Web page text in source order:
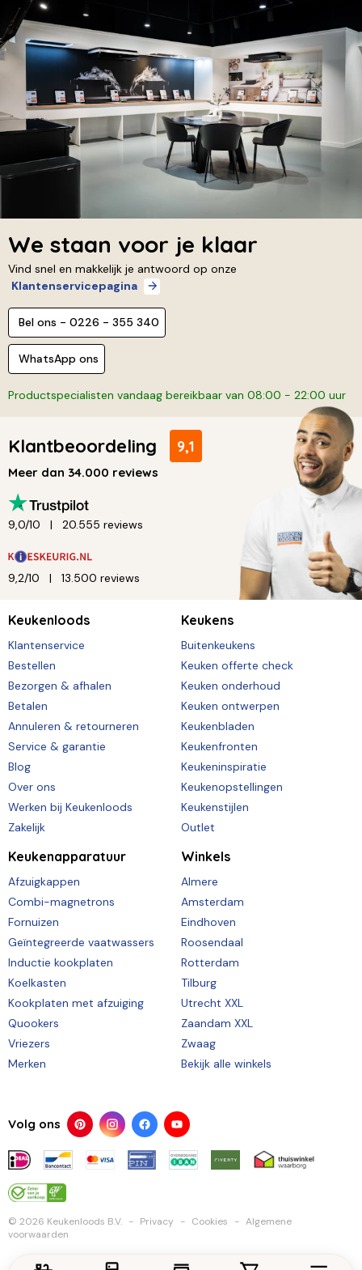
We staan voor je klaar
Vind snel en makkelijk je antwoord op onze
Klantenservicepagina
Bel ons - 0226 - 355 340
WhatsApp ons
Productspecialisten vandaag bereikbaar van 08:00 - 22:00 uur
Klantbeoordeling 9,1
Meer dan 34.000 reviews
9,0/10 20.555 reviews
9,2/10 13.500 reviews
Keukenloods
Klantenservice
Bestellen
Bezorgen & afhalen
Betalen
Annuleren & retourneren
Service & garantie
Blog
Over ons
Werken bij Keukenloods
Zakelijk
Keukens
Buitenkeukens
Keuken offerte check
Keuken onderhoud
Keuken ontwerpen
Keukenbladen
Keukenfronten
Keukeninspiratie
Keukenopstellingen
Keukenstijlen
Outlet
Keukenapparatuur
Afzuigkappen
Combi-magnetrons
Fornuizen
Geïntegreerde vaatwassers
Inductie kookplaten
Koelkasten
Kookplaten met afzuiging
Quookers
Vriezers
Merken
Winkels
Almere
Amsterdam
Eindhoven
Roosendaal
Rotterdam
Tilburg
Utrecht XXL
Zaandam XXL
Zwaag
Bekijk alle winkels
Volg ons
© 2026 Keukenloods B.V. Privacy Cookies
Algemene
voorwaarden